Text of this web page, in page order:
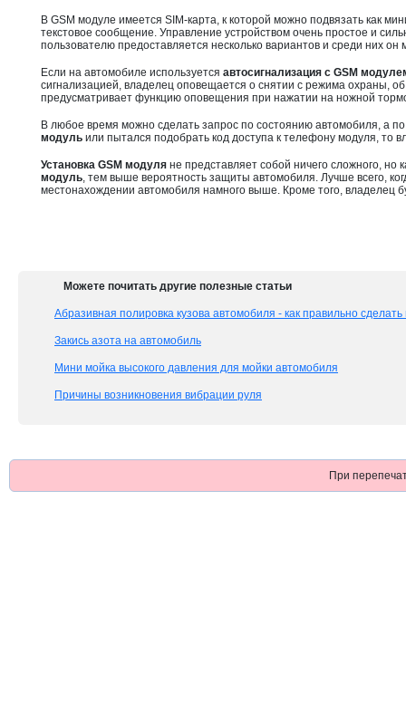
В GSM модуле имеется SIM-карта, к которой можно подвязать как
текстовое сообщение. Управление устройством очень простое и
пользователю предоставляется несколько вариантов и среди них
Если на автомобиле используется автосигнализация с GSM
сигнализацией, владелец оповещается о снятии с режима охраны,
предусматривает функцию оповещения при нажатии на ножной
В любое время можно сделать запрос по состоянию автомобиля, а
модуль или пытался подобрать код доступа к телефону модуля, то
Установка GSM модуля не представляет собой ничего сложного,
модуль, тем выше вероятность защиты автомобиля. Лучше всего,
местонахождении автомобиля намного выше. Кроме того, владелец
Можете почитать другие полезные статьи
Абразивная полировка кузова автомобиля - как правильно сделать
Закись азота на автомобиль
Мини мойка высокого давления для мойки автомобиля
Причины возникновения вибрации руля
При